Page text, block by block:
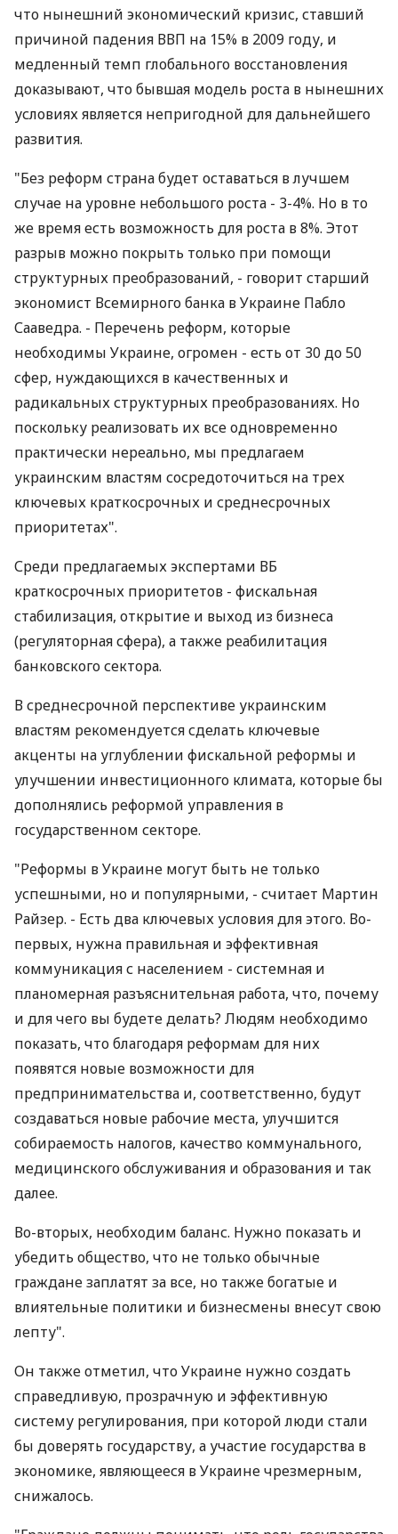
что нынешний экономический кризис, ставший
причиной падения ВВП на 15% в 2009 году, и
медленный темп глобального восстановления
доказывают, что бывшая модель роста в нынешних
условиях является непригодной для дальнейшего
развития.
"Без реформ страна будет оставаться в лучшем
случае на уровне небольшого роста - 3-4%. Но в то
же время есть возможность для роста в 8%. Этот
разрыв можно покрыть только при помощи
структурных преобразований, - говорит старший
экономист Всемирного банка в Украине Пабло
Сааведра. - Перечень реформ, которые
необходимы Украине, огромен - есть от 30 до 50
сфер, нуждающихся в качественных и
радикальных структурных преобразованиях. Но
поскольку реализовать их все одновременно
практически нереально, мы предлагаем
украинским властям сосредоточиться на трех
ключевых краткосрочных и среднесрочных
приоритетах".
Среди предлагаемых экспертами ВБ
краткосрочных приоритетов - фискальная
стабилизация, открытие и выход из бизнеса
(регуляторная сфера), а также реабилитация
банковского сектора.
В среднесрочной перспективе украинским
властям рекомендуется сделать ключевые
акценты на углублении фискальной реформы и
улучшении инвестиционного климата, которые бы
дополнялись реформой управления в
государственном секторе.
"Реформы в Украине могут быть не только
успешными, но и популярными, - считает Мартин
Райзер. - Есть два ключевых условия для этого. Во-
первых, нужна правильная и эффективная
коммуникация с населением - системная и
планомерная разъяснительная работа, что, почему
и для чего вы будете делать? Людям необходимо
показать, что благодаря реформам для них
появятся новые возможности для
предпринимательства и, соответственно, будут
создаваться новые рабочие места, улучшится
собираемость налогов, качество коммунального,
медицинского обслуживания и образования и так
далее.
Во-вторых, необходим баланс. Нужно показать и
убедить общество, что не только обычные
граждане заплатят за все, но также богатые и
влиятельные политики и бизнесмены внесут свою
лепту".
Он также отметил, что Украине нужно создать
справедливую, прозрачную и эффективную
систему регулирования, при которой люди стали
бы доверять государству, а участие государства в
экономике, являющееся в Украине чрезмерным,
снижалось.